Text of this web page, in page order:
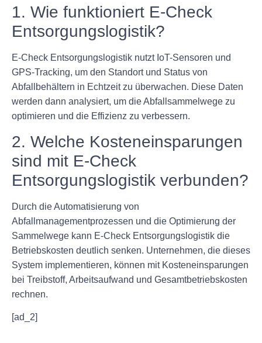
1. Wie funktioniert E-Check
Entsorgungslogistik?
E-Check Entsorgungslogistik nutzt IoT-Sensoren und
GPS-Tracking, um den Standort und Status von
Abfallbehältern in Echtzeit zu überwachen. Diese Daten
werden dann analysiert, um die Abfallsammelwege zu
optimieren und die Effizienz zu verbessern.
2. Welche Kosteneinsparungen
sind mit E-Check
Entsorgungslogistik verbunden?
Durch die Automatisierung von
Abfallmanagementprozessen und die Optimierung der
Sammelwege kann E-Check Entsorgungslogistik die
Betriebskosten deutlich senken. Unternehmen, die dieses
System implementieren, können mit Kosteneinsparungen
bei Treibstoff, Arbeitsaufwand und Gesamtbetriebskosten
rechnen.
[ad_2]